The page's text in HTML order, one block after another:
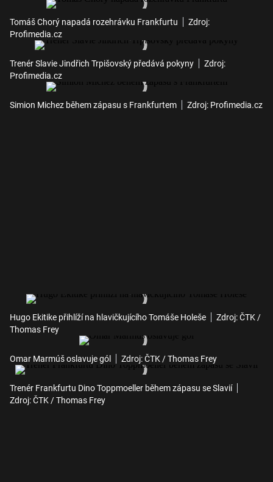
Tomáš Chorý napadá rozehrávku Frankfurtu
Zdroj:
Profimedia.cz
Trenér Slavie Jindřich Trpišovský předává pokyny
Zdroj:
Profimedia.cz
Simion Michez během zápasu s Frankfurtem Zdroj: Profimedia.cz
Hugo Ekitike přihlíží na hlavičkujícího Tomáše Holeše
Zdroj: ČTK /
Thomas Frey
Omar Marmúš oslavuje gól Zdroj: ČTK / Thomas Frey
Trenér Frankfurtu Dino Toppmoeller během zápasu se Slavií
Zdroj: ČTK / Thomas Frey